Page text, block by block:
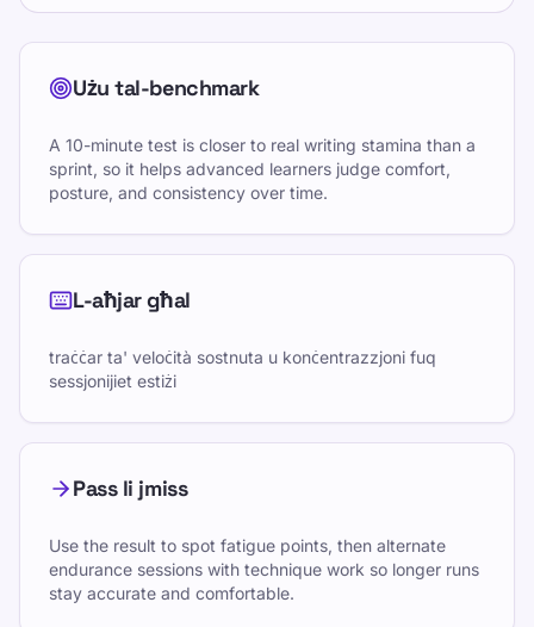
Użu tal-benchmark
A 10-minute test is closer to real writing stamina than a
sprint, so it helps advanced learners judge comfort,
posture, and consistency over time.
L-aħjar għal
traċċar ta' veloċità sostnuta u konċentrazzjoni fuq
sessjonijiet estiżi
Pass li jmiss
Use the result to spot fatigue points, then alternate
endurance sessions with technique work so longer runs
stay accurate and comfortable.